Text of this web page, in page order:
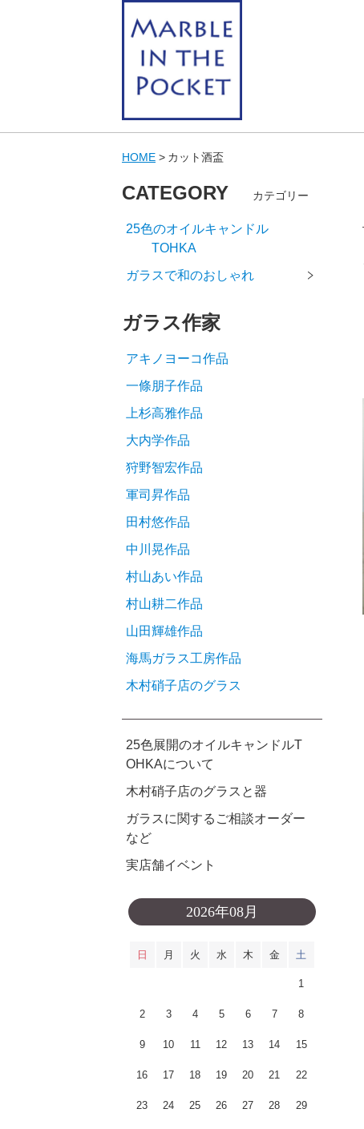
HOME カット酒盃
CATEGORY カテゴリー
25色のオイルキャンドル
TOHKA
ガラスで和のおしゃれ
ガラス作家
アキノヨーコ作品
一條朋子作品
上杉高雅作品
大内学作品
狩野智宏作品
軍司昇作品
田村悠作品
中川晃作品
村山あい作品
村山耕二作品
山田輝雄作品
海馬ガラス工房作品
木村硝子店のグラス
25色展開のオイルキャンドルT
OHKAについて
木村硝子店のグラスと器
ガラスに関するご相談オーダー
など
実店舗イベント
2026年08月
日 月 火 水 木 金 土
1
2 3 4 5 6 7 8
9 10 11 12 13 14 15
16 17 18 19 20 21 22
23 24 25 26 27 28 29